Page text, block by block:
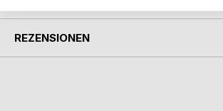
REZENSIONEN